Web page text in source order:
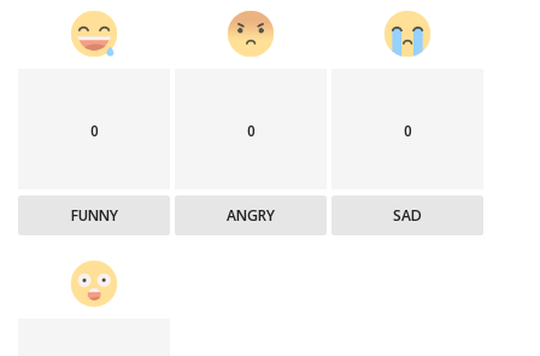
0
FUNNY
0
ANGRY
0
SAD